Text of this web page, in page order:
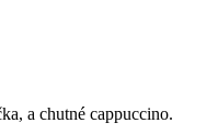
a chutné cappuccino.